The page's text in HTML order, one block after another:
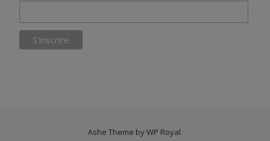
Ashe Theme byWP Royal.